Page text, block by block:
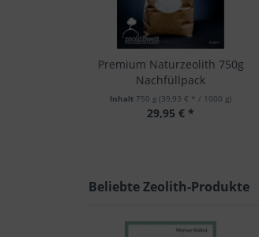
Premium Naturzeolith 750g
Nachfüllpack
Inhalt 750 g (39,93 € * / 1000 g)
29,95 € *
Beliebte Zeolith-Produkte